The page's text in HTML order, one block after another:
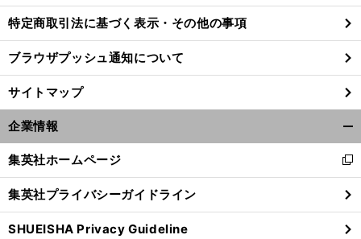
。
前
特定商取引法に基づく表示・その他の事項
ブラウザプッシュ通知について
サイトマップ
企業情報
閉
る
集英社ホームページ
新
し
い
ウ
ィ
集英社プライバシーガイドライン
SHUEISHA Privacy Guideline